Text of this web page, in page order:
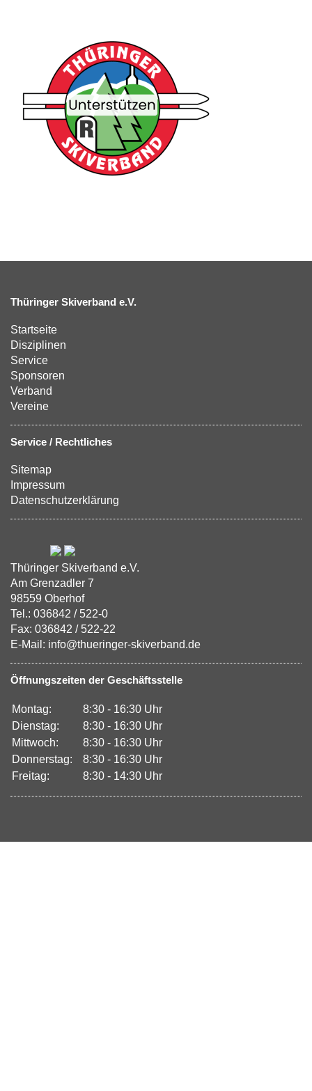
Thüringer Skiverband e.V.
Startseite
Disziplinen
Service
Sponsoren
Verband
Vereine
Service / Rechtliches
Sitemap
Impressum
Datenschutzerklärung
Thüringer Skiverband e.V.
Am Grenzadler 7
98559 Oberhof
Tel.: 036842 / 522-0
Fax: 036842 / 522-22
E-Mail: info@thueringer-skiverband.de
Öffnungszeiten der Geschäftsstelle
Montag:
8:30 - 16:30 Uhr
Dienstag:
8:30 - 16:30 Uhr
Mittwoch:
8:30 - 16:30 Uhr
Donnerstag:
8:30 - 16:30 Uhr
Freitag:
8:30 - 14:30 Uhr